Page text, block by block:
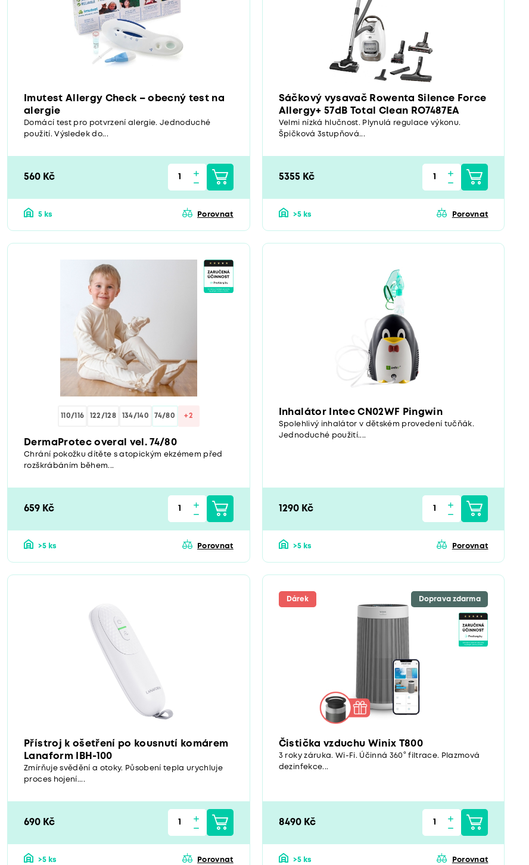
Imutest Allergy Check – obecný test na
alergie
Domácí test pro potvrzení alergie. Jednoduché
použití. Výsledek do...
560 Kč
5 ks Porovnat
Sáčkový vysavač Rowenta Silence Force
Allergy+ 57dB Total Clean RO7487EA
Velmi nízká hlučnost. Plynulá regulace výkonu.
Špičková 3stupňová...
5355 Kč
>5 ks Porovnat
110/116 122/128 134/140 74/80 +2
DermaProtec overal vel. 74/80
Chrání pokožku dítěte s atopickým ekzémem před
rozškrábáním během...
659 Kč
>5 ks Porovnat
Inhalátor Intec CN02WF Pingwin
Spolehlivý inhalátor v dětském provedení tučňák.
Jednoduché použití....
1290 Kč
>5 ks Porovnat
Přístroj k ošetření po kousnutí komárem
Lanaform IBH-100
Zmírňuje svědění a otoky. Působení tepla urychluje
proces hojení....
690 Kč
>5 ks Porovnat
Dárek Doprava zdarma
Čistička vzduchu Winix T800
3 roky záruka. Wi-Fi. Účinná 360° filtrace. Plazmová
dezinfekce...
8490 Kč
>5 ks Porovnat